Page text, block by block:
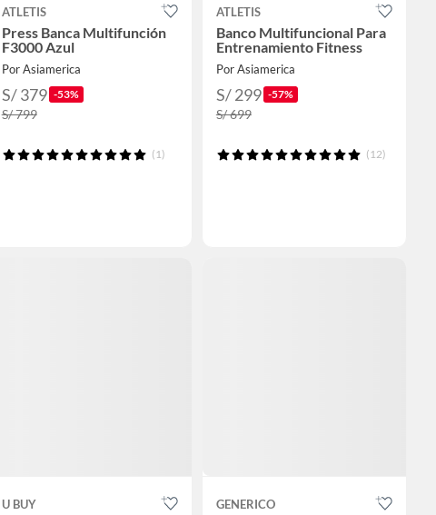
ATLETIS
Press Banca Multifunción
F3000 Azul
Por Asiamerica
S/ 379 -53%
S/ 799
(1)
ATLETIS
Banco Multifuncional Para
Entrenamiento Fitness
Por Asiamerica
S/ 299 -57%
S/ 699
(12)
U BUY GENERICO